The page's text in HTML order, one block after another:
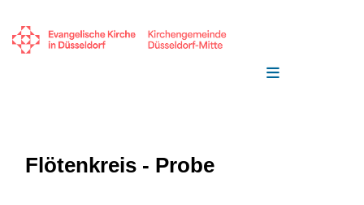
Flötenkreis - Probe